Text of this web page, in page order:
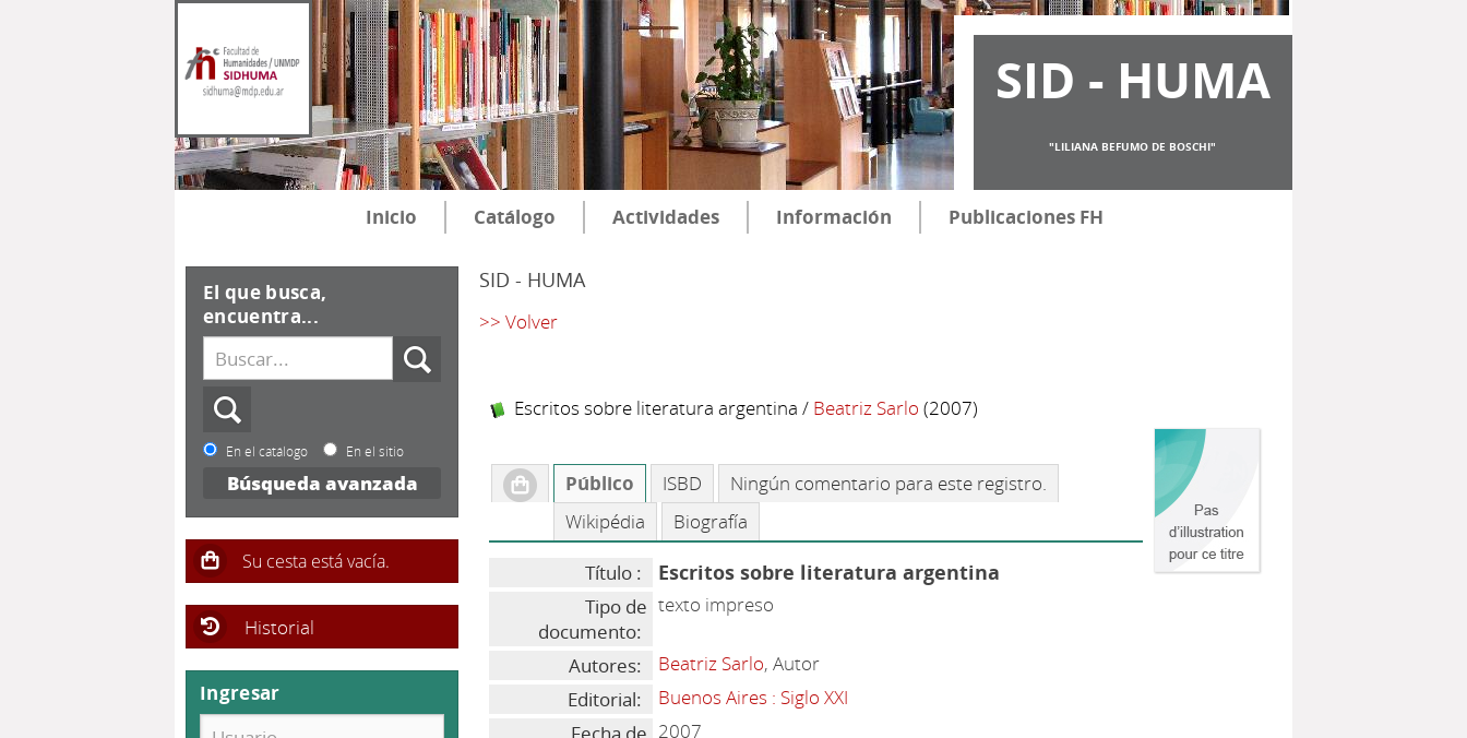
SID - HUMA
"LILIANA BEFUMO DE BOSCHI"
Inicio Catálogo Actividades Información Publicaciones FH
SID - HUMA
>> Volver
Escritos sobre literatura argentina / Beatriz Sarlo (2007)
Público ISBD
Ningún comentario para este registro.
Wikipédia
Biografía
Título : Escritos sobre literatura argentina
Tipo de
documento:
texto impreso
Autores: Beatriz Sarlo, Autor
Editorial:
Buenos Aires : Siglo XXI
2007
El que busca,
encuentra...
En el catálogo En el sitio
Búsqueda avanzada
Historial
Ingresar